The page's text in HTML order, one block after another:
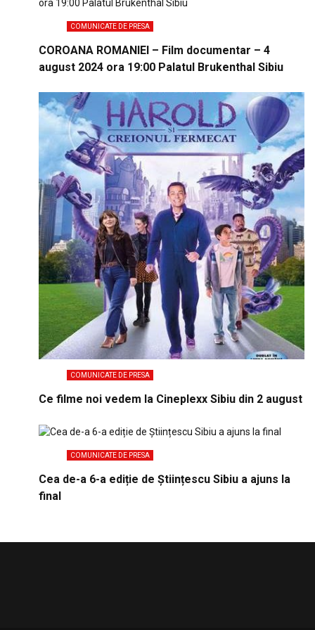
COMUNICATE DE PRESA
COROANA ROMANIEI – Film documentar – 4
august 2024 ora 19:00 Palatul Brukenthal Sibiu
COMUNICATE DE PRESA
Ce filme noi vedem la Cineplexx Sibiu din 2 august
COMUNICATE DE PRESA
Cea de-a 6-a ediție de Științescu Sibiu a ajuns la
final